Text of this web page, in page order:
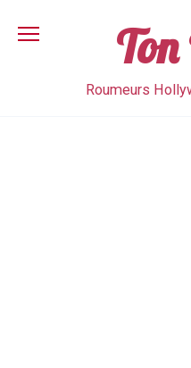
content
Roumeurs